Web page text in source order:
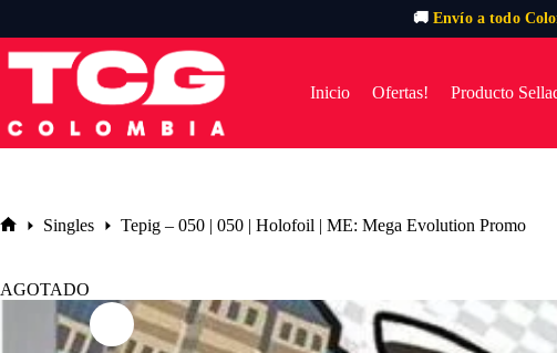
🚚 Envío a todo
al
Inicio Ofertas! Producto
Singles Tepig – 050 | 050 | Holofoil | ME: Mega Evolution Promo
AGOTADO